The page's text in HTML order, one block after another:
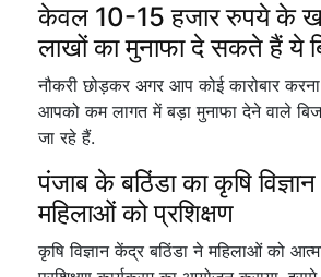
केवल 10-15 हजार रुपये के
लाखों का मुनाफा दे सकते हैं ये
नौकरी छोड़कर अगर आप कोई कारोबार
आपको कम लागत में बड़ा मुनाफा देने वाले
जा रहे हैं.
पंजाब के बठिंडा का कृषि
महिलाओं को प्रशिक्षण
कृषि विज्ञान केंद्र बठिंडा ने महिलाओं को